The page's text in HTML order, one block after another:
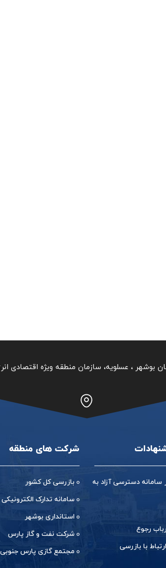
بوشهر ‏، عسلویه، سازمان منطقه ویژه اقتصادی
دسترسی آزاد به
رجوع
با بازرسی
شرکت های منطقه
بازرسی کل کشور
سامانه تدارک
استانداری بوشهر
شرکت نفت و گاز پارس
مجتمع گازی پارس جنوبی